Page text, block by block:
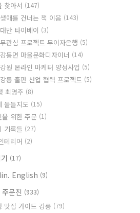
찾아서 (147)
애를 건너는 책 이음 (143)
만 타이베이 (3)
관심 프로젝트 무이자은행 (5)
동면 마을문화디자이너 (14)
원 온라인 마케터 양성사업 (5)
릉 출판 산업 협력 프로젝트 (5)
최명주 (8)
물들지도 (15)
을 위한 주문 (1)
기록들 (27)
테리어 (2)
(17)
English (9)
문진 (933)
맛집 가이드 강릉 (79)